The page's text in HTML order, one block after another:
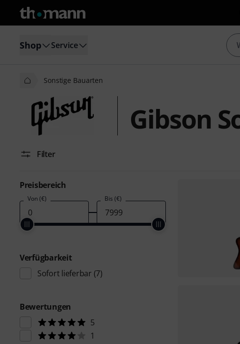
Shop Service
Sonstige Bauarten
Gibson
Filter
Preisbereich
Von (€) Bis (€)
Verfügbarkeit
Sofort lieferbar (7)
Bewertungen
5
1